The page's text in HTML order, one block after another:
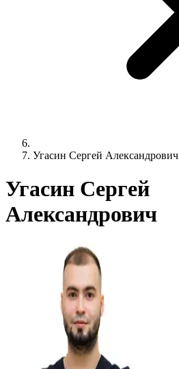
Угасин Сергей Александрович
Угасин Сергей
Александрович